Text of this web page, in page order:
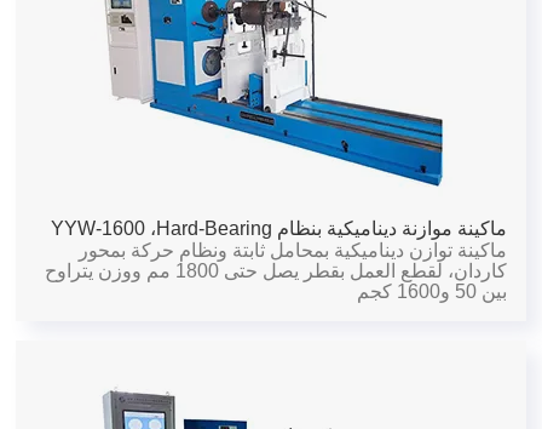
ماكينة موازنة ديناميكية بنظام Hard-Bearing،
YYW-1600
ماكينة توازن ديناميكية بمحامل ثابتة ونظام حركة بمحور
كاردان، لقطع العمل بقطر يصل حتى 1800 مم ووزن يتراوح
بين 50 و1600 كجم